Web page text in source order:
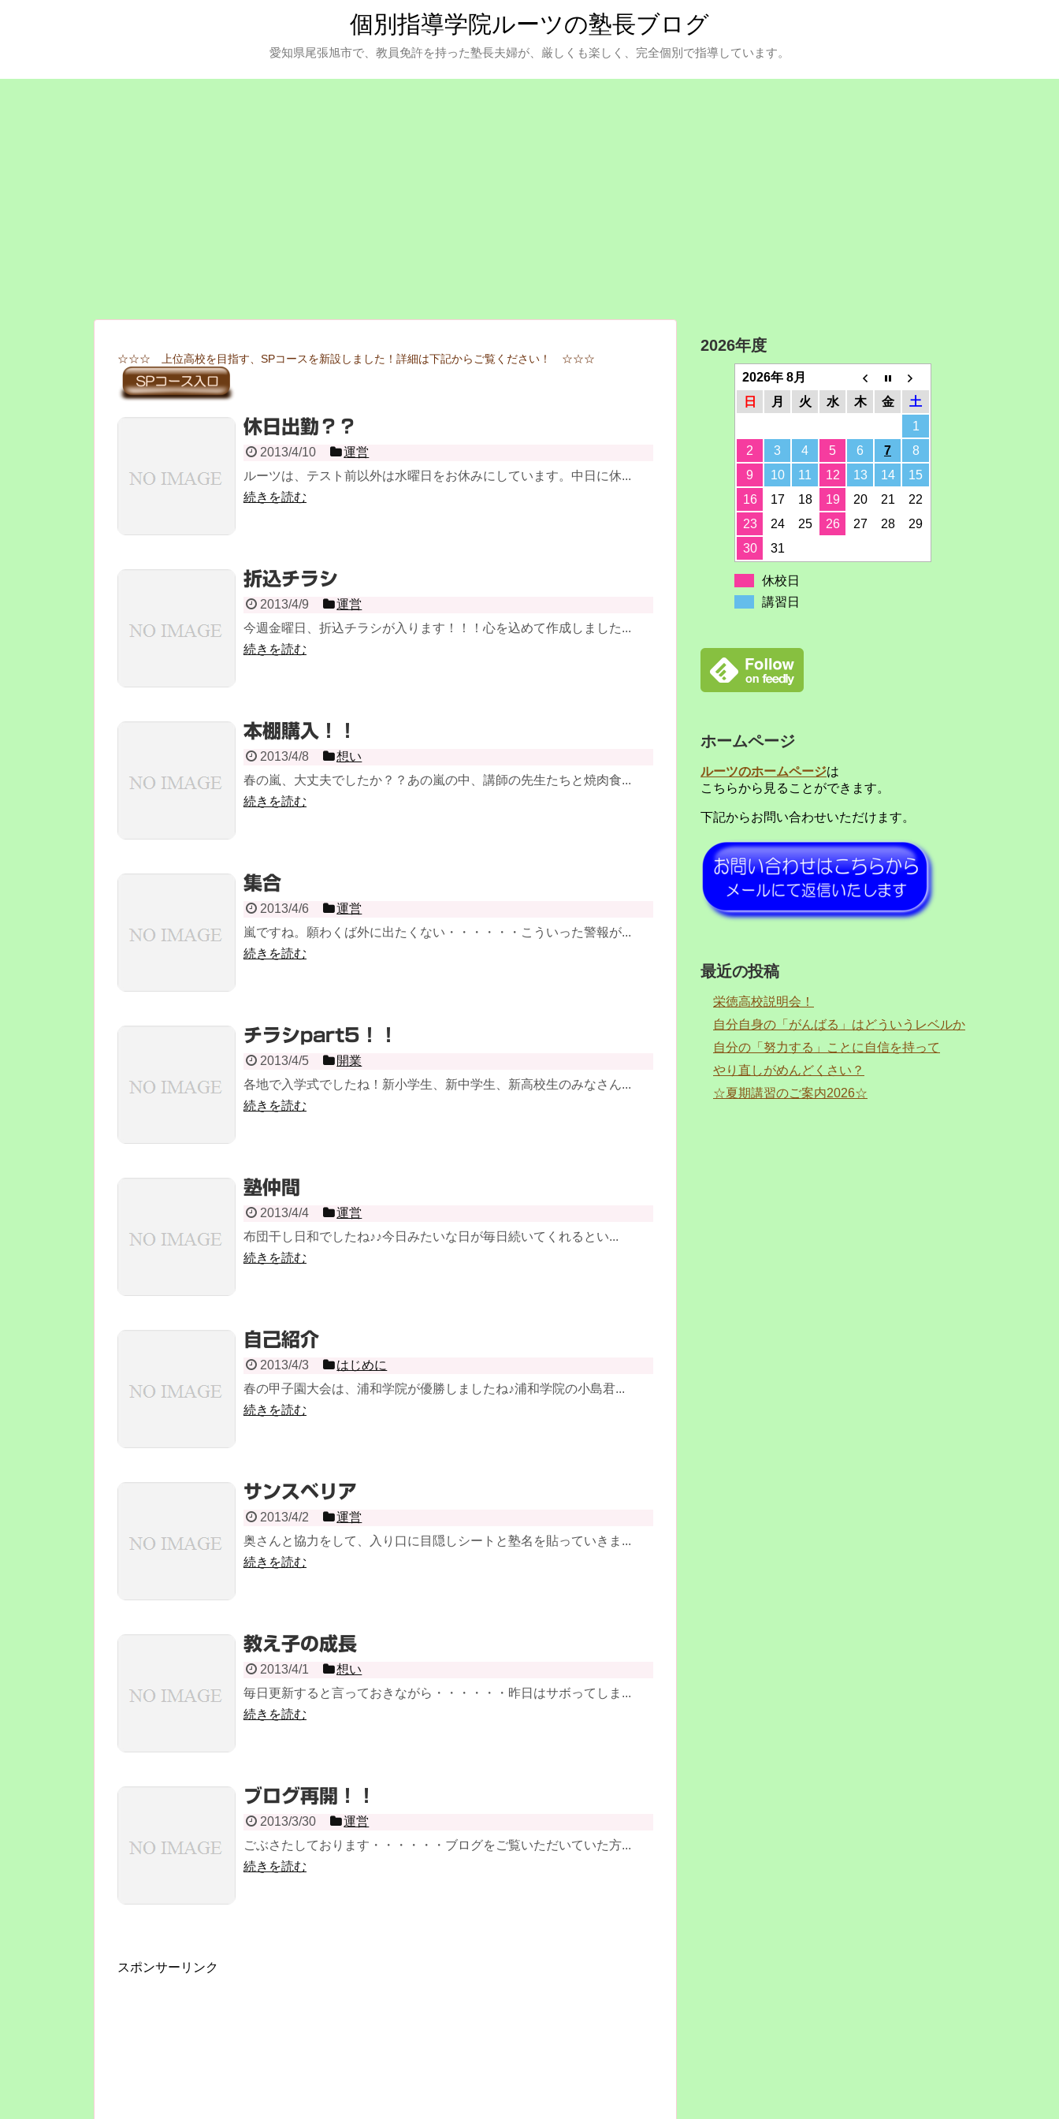
個別指導学院ルーツの塾長ブログ
愛知県尾張旭市で、教員免許を持った塾長夫婦が、厳しくも楽しく、完全個別で指導しています。
☆☆☆ 上位高校を目指す、SPコースを新設しました！詳細は下記からご覧ください！ ☆☆☆
休日出勤？？
2013/4/10
運営
ルーツは、テスト前以外は水曜日をお休みにしています。中日に休...
続きを読む
折込チラシ
2013/4/9
運営
今週金曜日、折込チラシが入ります！！！心を込めて作成しました...
続きを読む
本棚購入！！
2013/4/8
想い
春の嵐、大丈夫でしたか？？あの嵐の中、講師の先生たちと焼肉食...
続きを読む
集合
2013/4/6
運営
嵐ですね。願わくば外に出たくない・・・・・・こういった警報が...
続きを読む
チラシpart5！！
2013/4/5
開業
各地で入学式でしたね！新小学生、新中学生、新高校生のみなさん...
続きを読む
塾仲間
2013/4/4
運営
布団干し日和でしたね♪♪今日みたいな日が毎日続いてくれるとい...
続きを読む
自己紹介
2013/4/3
はじめに
春の甲子園大会は、浦和学院が優勝しましたね♪浦和学院の小島君...
続きを読む
サンスベリア
2013/4/2
運営
奥さんと協力をして、入り口に目隠しシートと塾名を貼っていきま...
続きを読む
教え子の成長
2013/4/1
想い
毎日更新すると言っておきながら・・・・・・昨日はサボってしま...
続きを読む
ブログ再開！！
2013/3/30
運営
ごぶさたしております・・・・・・ブログをご覧いただいていた方...
続きを読む
スポンサーリンク
2026年度
2026年 8月
日
月 火 水 木 金
土
1
2
3 4 5 6 7
8
9
10 11 12 13 14
15
16
17 18 19 20 21
22
23
24 25 26 27 28
29
30
31
休校日
講習日
ホームページ
ルーツのホームページは
こちらから見ることができます。
下記からお問い合わせいただけます。
最近の投稿
栄徳高校説明会！
自分自身の「がんばる」はどういうレベルか
自分の「努力する」ことに自信を持って
やり直しがめんどくさい？
☆夏期講習のご案内2026☆